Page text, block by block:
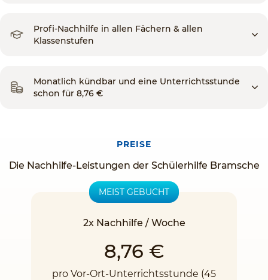
Profi-Nachhilfe in allen Fächern & allen
Klassenstufen
Monatlich kündbar und eine Unterrichtsstunde
schon für 8,76 €
PREISE
Die Nachhilfe-Leistungen der Schülerhilfe Bramsche
MEIST GEBUCHT
2x Nachhilfe / Woche
8,76 €
pro Vor-Ort-Unterrichtsstunde (45